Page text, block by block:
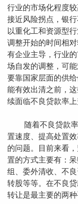
行业的市场化程度
接近风险拐点，银
以重化工和资源型
调整开始的时间相
有企业主导，行业
场自发的调整，可
要靠国家层面的供
能有效出清之前，
续面临不良贷款率上
随着不良贷款
置速度、提高处置
的问题。目前来看
置的方式主要有：
组、委外清收、不
转股等等。在不良
转让是最主要的两种